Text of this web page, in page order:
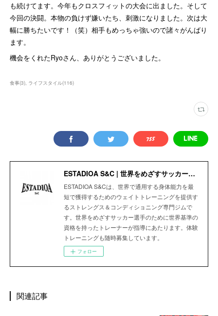
も続けてます。今年もクロスフィットの大会に出ました。そして
今回の決闘。本物の負けず嫌いたち、刺激になりました。次は大
幅に勝ちたいです！（笑）相手もめっちゃ強いので諸々がんばり
ます。
機会をくれたRyoさん、ありがとうございました。
食事(3) ライフスタイル(116)
ESTADIOA S&C | 世界をめざすサッカー選手のためのStrength＆Conditioning Gym
ESTADIOA S&Cは、世界で通用する身体能力を最
短で獲得するためのウェイトトレーニングを提供す
るストレングス＆コンディショニング専門ジムで
す。世界をめざすサッカー選手のために世界基準の
資格を持ったトレーナーが指導にあたります。体験
トレーニングも随時募集しています。
フォロー
関連記事